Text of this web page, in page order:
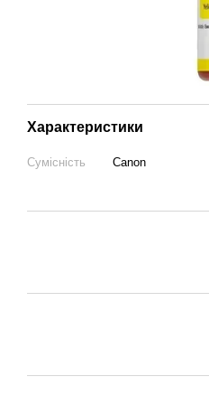
Характеристики
Сумісність Canon